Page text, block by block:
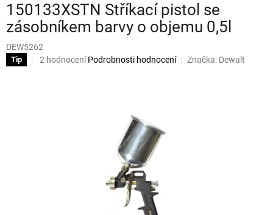
150133XSTN Stříkací pistol se
zásobníkem barvy o objemu 0,5l
DEW5262
Tip
Průměrné
2 hodnocení Podrobnosti hodnocení Značka: Dewalt